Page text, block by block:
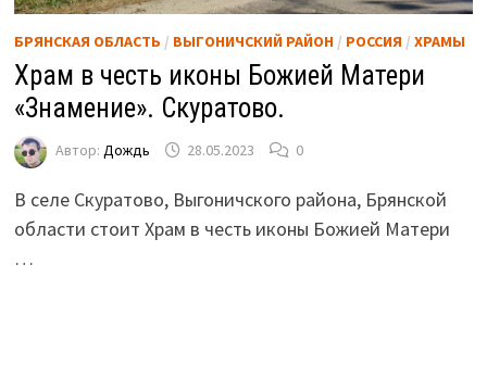
БРЯНСКАЯ ОБЛАСТЬ / ВЫГОНИЧСКИЙ РАЙОН/ РОССИЯ / ХРАМЫ
Храм в честь иконы Божией Матери
«Знамение». Скуратово.
Автор: Дождь 28.05.2023 0
В селе Скуратово, Выгоничского района, Брянской
области стоит Храм в честь иконы Божией Матери
…